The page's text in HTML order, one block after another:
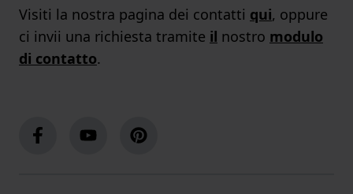
Visiti la nostra pagina dei contatti qui, oppure
ci invii una richiesta tramite il nostro modulo
di contatto.